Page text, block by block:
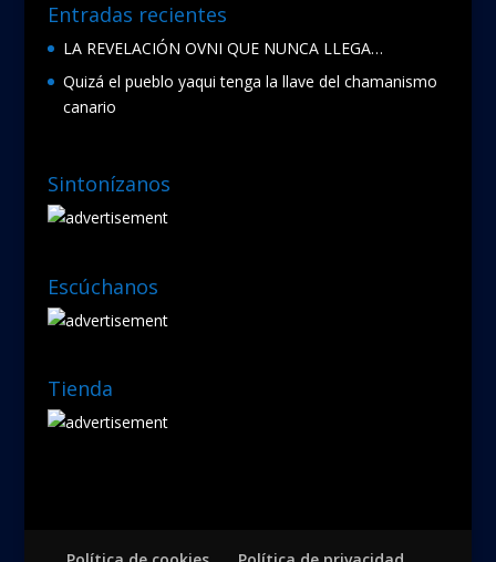
Entradas recientes
LA REVELACIÓN OVNI QUE NUNCA LLEGA…
Quizá el pueblo yaqui tenga la llave del chamanismo
canario
Sintonízanos
Escúchanos
Tienda